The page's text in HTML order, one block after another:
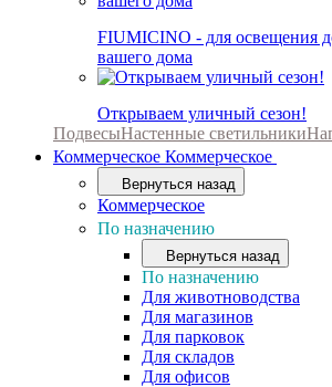
FIUMICINO - для освещения
вашего дома
Открываем уличный сезон!
ПодвесыНастенные светильники
Коммерческое Коммерческое
Вернуться назад
Коммерческое
По назначению
Вернуться назад
По назначению
Для животноводства
Для магазинов
Для парковок
Для складов
Для офисов